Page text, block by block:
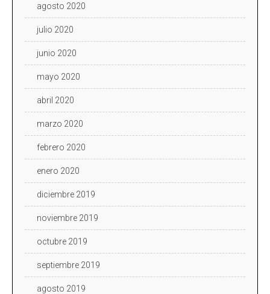
agosto 2020
julio 2020
junio 2020
mayo 2020
abril 2020
marzo 2020
febrero 2020
enero 2020
diciembre 2019
noviembre 2019
octubre 2019
septiembre 2019
agosto 2019